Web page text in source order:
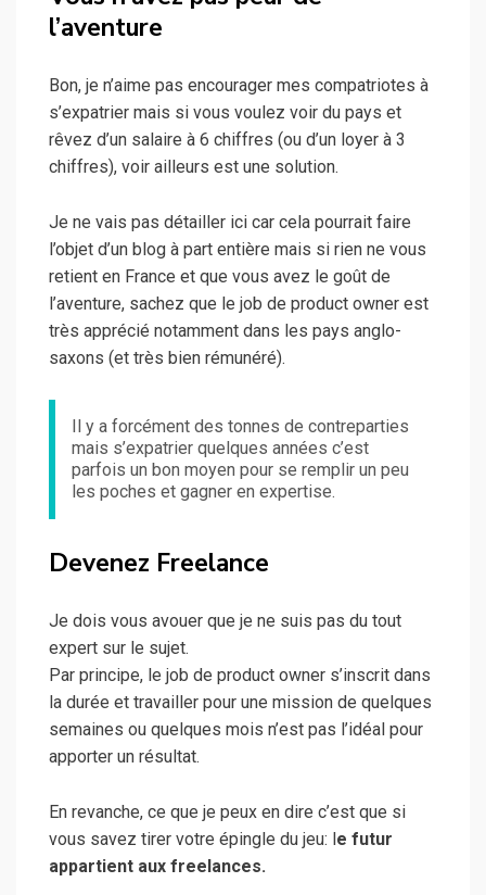
l’aventure
Bon, je n’aime pas encourager mes compatriotes à
s’expatrier mais si vous voulez voir du pays et
rêvez d’un salaire à 6 chiffres (ou d’un loyer à 3
chiffres), voir ailleurs est une solution.
Je ne vais pas détailler ici car cela pourrait faire
l’objet d’un blog à part entière mais si rien ne vous
retient en France et que vous avez le goût de
l’aventure, sachez que le job de product owner est
très apprécié notamment dans les pays anglo-
saxons (et très bien rémunéré).
Il y a forcément des tonnes de contreparties
mais s’expatrier quelques années c’est
parfois un bon moyen pour se remplir un peu
les poches et gagner en expertise.
Devenez Freelance
Je dois vous avouer que je ne suis pas du tout
expert sur le sujet.
Par principe, le job de product owner s’inscrit dans
la durée et travailler pour une mission de quelques
semaines ou quelques mois n’est pas l’idéal pour
apporter un résultat.
En revanche, ce que je peux en dire c’est que si
vous savez tirer votre épingle du jeu: le futur
appartient aux freelances.